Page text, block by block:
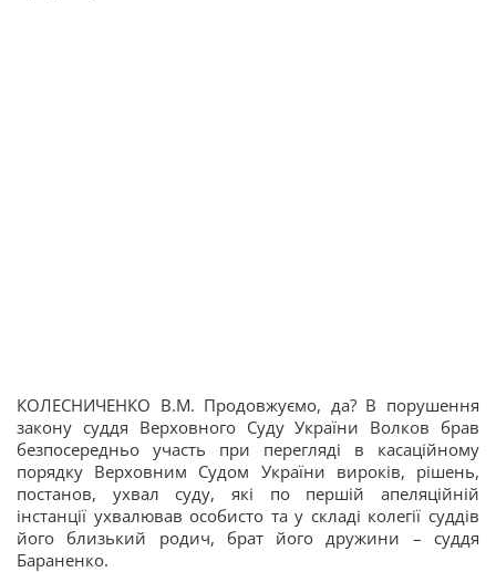
КОЛЕСНИЧЕНКО В.М. Продовжуємо, да? В порушення
закону суддя Верховного Суду України Волков брав
безпосередньо участь при перегляді в касаційному
порядку Верховним Судом України вироків, рішень,
постанов, ухвал суду, які по першій апеляційній
інстанції ухвалював особисто та у складі колегії суддів
його близький родич, брат його дружини – суддя
Бараненко.